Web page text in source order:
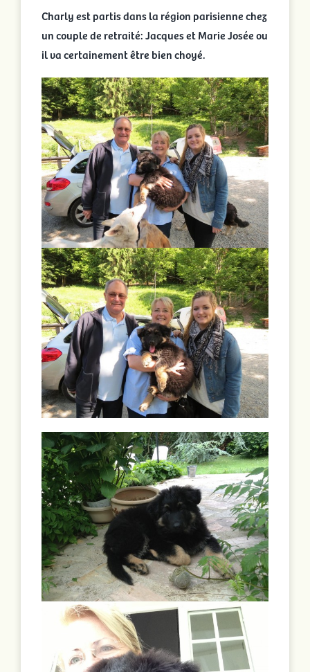
Charly est partis dans la région parisienne chez
un couple de retraité: Jacques et Marie Josée ou
il va certainement être bien choyé.